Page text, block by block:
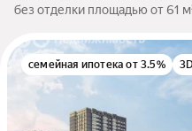
без отделки площадью от 61
семейная ипотека от 3.5%